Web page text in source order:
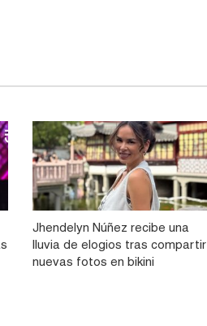
Jhendelyn Núñez recibe una
lluvia de elogios tras compartir
nuevas fotos en bikini